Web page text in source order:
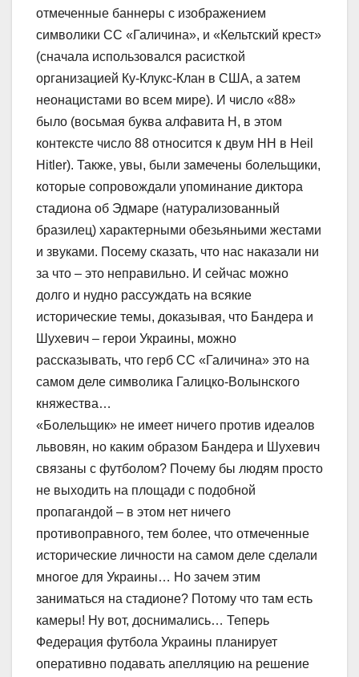
отмеченные баннеры с изображением
символики СС «Галичина», и «Кельтский крест»
(сначала использовался расисткой
организацией Ку-Клукс-Клан в США, а затем
неонацистами во всем мире). И число «88»
было (восьмая буква алфавита H, в этом
контексте число 88 относится к двум HH в Heil
Hitler). Также, увы, были замечены болельщики,
которые сопровождали упоминание диктора
стадиона об Эдмаре (натурализованный
бразилец) характерными обезьяньими жестами
и звуками. Посему сказать, что нас наказали ни
за что – это неправильно. И сейчас можно
долго и нудно рассуждать на всякие
исторические темы, доказывая, что Бандера и
Шухевич – герои Украины, можно
рассказывать, что герб СС «Галичина» это на
самом деле символика Галицко-Волынского
княжества…
«Болельщик» не имеет ничего против идеалов
львовян, но каким образом Бандера и Шухевич
связаны с футболом? Почему бы людям просто
не выходить на площади с подобной
пропагандой – в этом нет ничего
противоправного, тем более, что отмеченные
исторические личности на самом деле сделали
многое для Украины… Но зачем этим
заниматься на стадионе? Потому что там есть
камеры! Ну вот, доснимались… Теперь
Федерация футбола Украины планирует
оперативно подавать апелляцию на решение